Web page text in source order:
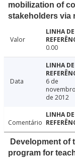
mobilization of
stakeholders via
Valor
0.00
Data
6 de
novembro
de 2012
Comentário
Development of
program for